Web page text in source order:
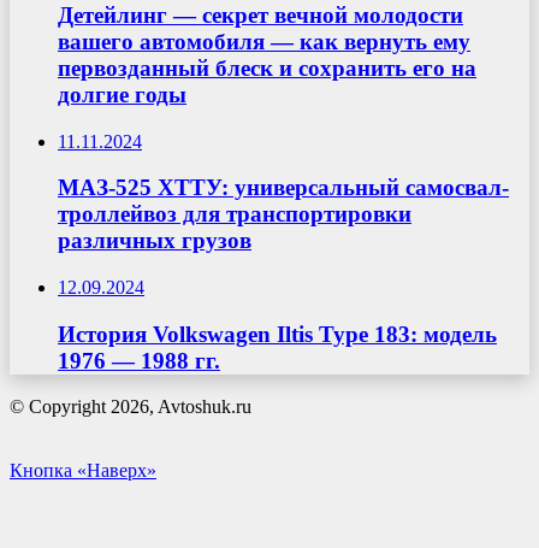
Детейлинг — секрет вечной молодости
вашего автомобиля — как вернуть ему
первозданный блеск и сохранить его на
долгие годы
11.11.2024
МАЗ-525 ХТТУ: универсальный самосвал-
троллейвоз для транспортировки
различных грузов
12.09.2024
История Volkswagen Iltis Type 183: модель
1976 — 1988 гг.
© Copyright 2026, Avtoshuk.ru
Кнопка «Наверх»